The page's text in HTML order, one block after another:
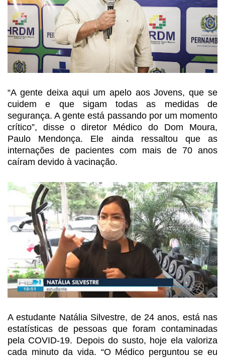
“A gente deixa aqui um apelo aos Jovens, que se
cuidem e que sigam todas as medidas de
segurança. Agente está passando por um momento
crítico”, disse o diretor Médico do Dom Moura,
Paulo Mendonça. Ele ainda ressaltou que as
internações de pacientes com mais de 70 anos
caíram devido à vacinação.
A estudante Natália Silvestre, de 24 anos, está nas
estatísticas de pessoas que foram contaminadas
pela COVID-19. Depois do susto, hoje ela valoriza
cada minuto da vida. “O Médico perguntou se eu